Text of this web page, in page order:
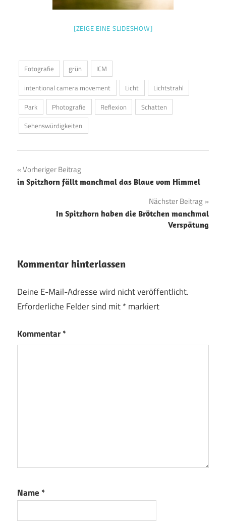
[ZEIGE EINE SLIDESHOW]
Fotografie grün
ICM
intentional camera movement
Licht
Lichtstrahl
Park
Photografie Reflexion
Schatten
Sehenswürdigkeiten
Beitragsnavigation
Vorheriger Beitrag
in Spitzhorn fällt manchmal das Blaue vom Himmel
Nächster Beitrag
In Spitzhorn haben die Brötchen manchmal
Verspätung
Kommentar hinterlassen
Deine E-Mail-Adresse wird nicht veröffentlicht.
Erforderliche Felder sind mit*markiert
Kommentar*
Name *